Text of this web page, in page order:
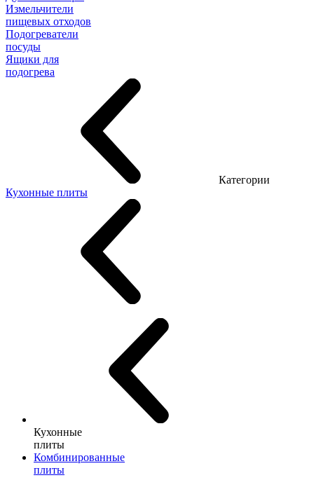
Измельчители
пищевых отходов
Подогреватели
посуды
Ящики для
подогрева
Категории
Кухонные плиты
Кухонные
плиты
Комбинированные
плиты